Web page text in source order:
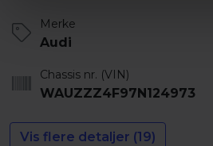
Merke
Audi
Chassis nr. (VIN)
WAUZZZ4F97N124973
Vis flere detaljer (19)